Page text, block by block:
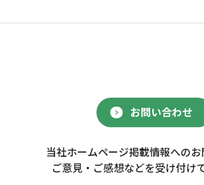
お問い合わせ
当社ホームページ掲載情報へのお
ご意見・ご感想などを受け付け